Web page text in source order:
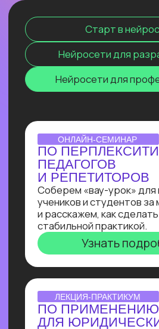
экспертом, способным создавать
интеллектуальные продукты, которые
меняют правила игры и приносят
реальную прибыль.
ОТКРЫТЫЙ УРОК
Покажем, как развернуть модель
deepseek R1 прямо на своём
компьютере и не переживать
о безопасности данных, зависаниях
и плохом интернете
Узнать подробнее
ОNLINE-ПРАКТИКУМ
ПО СОЗДАНИЮ ИИ-
АССИСТЕНТА
В прямом эфире Кирилл Пшинник
сделает реальную задачу промпт-
инженера: создаст
многофункционального ИИ-ассистента
для коммуникации с клиентом на сайте
и сокращения затрат на персонал.
Узнать подробнее